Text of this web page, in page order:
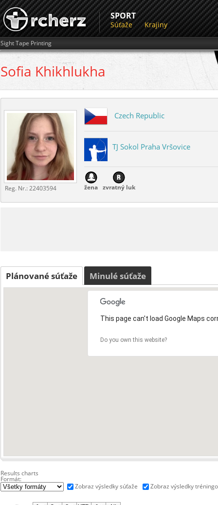
SPORT
Súťaže Krajiny
Sight Tape Printing
Sofia Khikhlukha
Reg. Nr.:22403594
Czech Republic
TJ Sokol Praha Vršovice
žena zvratný luk
Plánované súťaže Minulé súťaže
This page can't load Google Maps
Do you own this website?
Results charts
Formát:
Zobraz výsledky súťaže
Zobraz výsledky